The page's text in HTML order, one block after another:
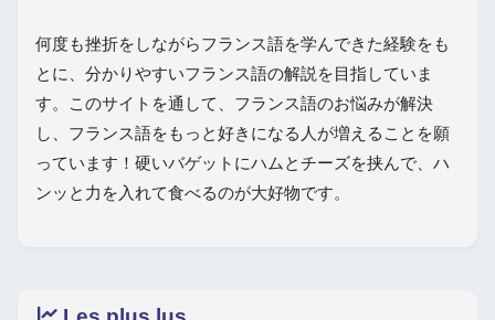
何度も挫折をしながらフランス語を学んできた経験をも
とに、分かりやすいフランス語の解説を目指していま
す。このサイトを通して、フランス語のお悩みが解決
し、フランス語をもっと好きになる人が増えることを願
っています！硬いバゲットにハムとチーズを挟んで、ハ
ンッと力を入れて食べるのが大好物です。